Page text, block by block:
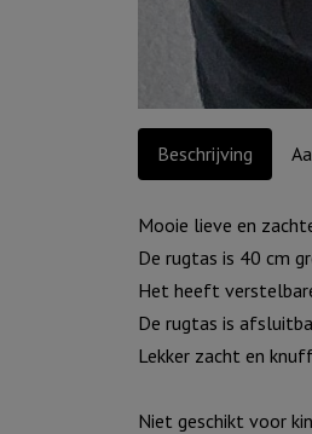
Beschrijving
Mooie lieve en
De rugtas is 40 cm
Het heeft
De rugtas is
Lekker zacht en
Niet geschikt voor